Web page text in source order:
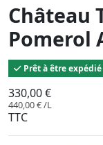
Château
Pomerol
Prêt à être expédié
330,00 €
440,00 € /L
TTC